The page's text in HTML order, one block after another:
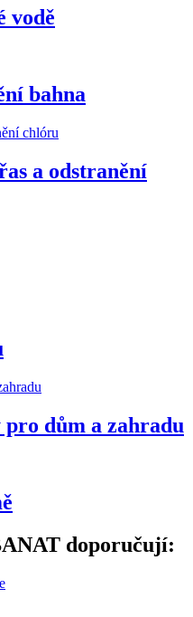
vodě
bahna
a odstranění
dům a zahradu
doporučují: